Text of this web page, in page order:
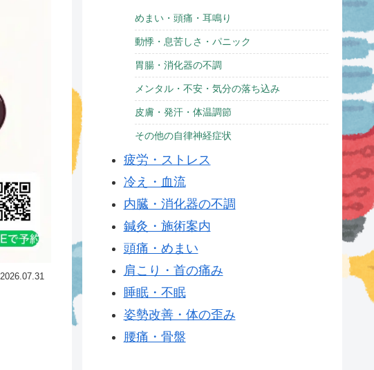
2026.07.31
めまい・頭痛・耳鳴り
動悸・息苦しさ・パニック
胃腸・消化器の不調
メンタル・不安・気分の落ち込み
皮膚・発汗・体温調節
その他の自律神経症状
疲労・ストレス
冷え・血流
内臓・消化器の不調
鍼灸・施術案内
頭痛・めまい
肩こり・首の痛み
睡眠・不眠
姿勢改善・体の歪み
腰痛・骨盤